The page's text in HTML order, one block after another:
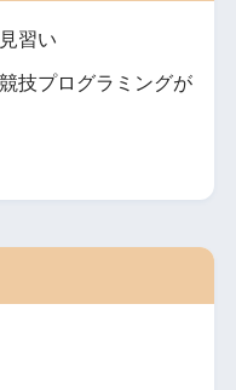
習い
技プログラミングが